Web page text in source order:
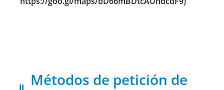
Métodos de petición de